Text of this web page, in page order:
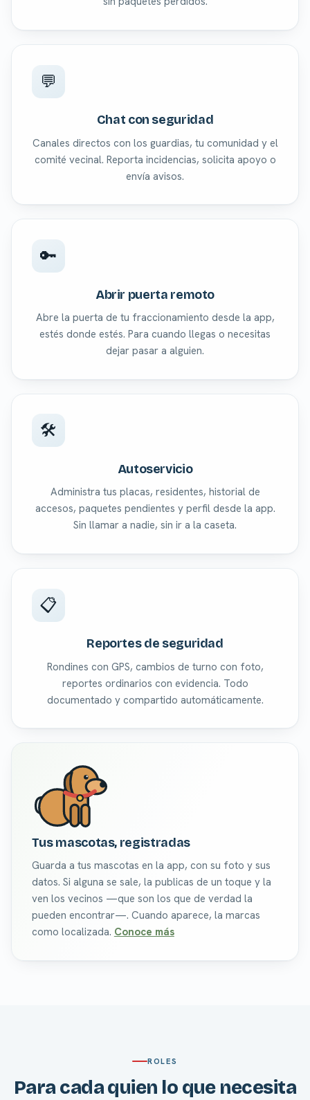
💬
Chat con seguridad
Canales directos con los guardias, tu comunidad y el
comité vecinal. Reporta incidencias, solicita apoyo o
envía avisos.
🔑
Abrir puerta remoto
Abre la puerta de tu fraccionamiento desde la app,
estés donde estés. Para cuando llegas o necesitas
dejar pasar a alguien.
🛠
Autoservicio
Administra tus placas, residentes, historial de
accesos, paquetes pendientes y perfil desde la app.
Sin llamar a nadie, sin ir a la caseta.
📋
Reportes de seguridad
Rondines con GPS, cambios de turno con foto,
reportes ordinarios con evidencia. Todo
documentado y compartido automáticamente.
Tus mascotas, registradas
Guarda a tus mascotas en la app, con su foto y sus
datos. Si alguna se sale, la publicas de un toque y la
ven los vecinos —que son los que de verdad la
pueden encontrar—. Cuando aparece, la marcas
como localizada. Conoce más
ROLES
Para cada quien lo que necesita